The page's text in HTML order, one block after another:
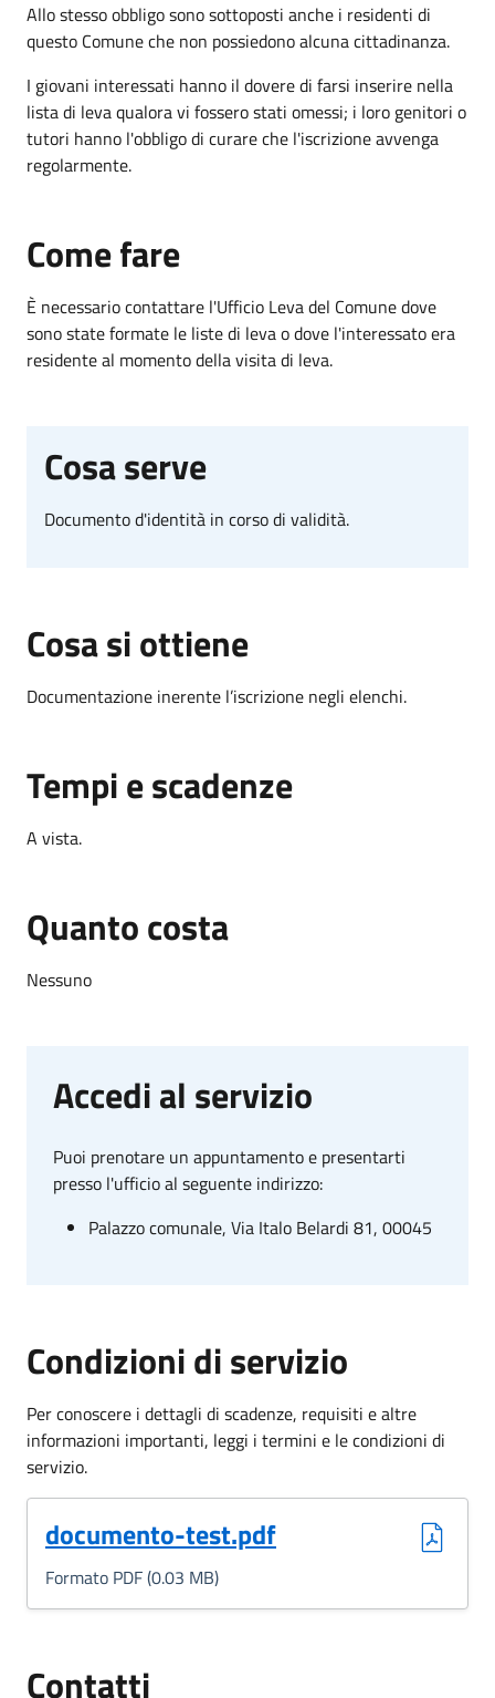
Allo stesso obbligo sono sottoposti anche i residenti di
questo Comune che non possiedono alcuna cittadinanza.
I giovani interessati hanno il dovere di farsi inserire nella
lista di leva qualora vi fossero stati omessi; i loro genitori o
tutori hanno l'obbligo di curare che l'iscrizione avvenga
regolarmente.
Come fare
È necessario contattare l'Ufficio Leva del Comune dove
sono state formate le liste di leva o dove l'interessato era
residente al momento della visita di leva.
Cosa serve
Documento d'identità in corso di validità.
Cosa si ottiene
Documentazione inerente l’iscrizione negli elenchi.
Tempi e scadenze
A vista.
Quanto costa
Nessuno
Accedi al servizio
Puoi prenotare un appuntamento e presentarti
presso l'ufficio al seguente indirizzo:
Palazzo comunale, Via Italo Belardi 81, 00045
Condizioni di servizio
Per conoscere i dettagli di scadenze, requisiti e altre
informazioni importanti, leggi i termini e le condizioni di
servizio.
documento-test.pdf
(Formato PDF, 0.03 MB)
Formato PDF (0.03 MB)
Contatti